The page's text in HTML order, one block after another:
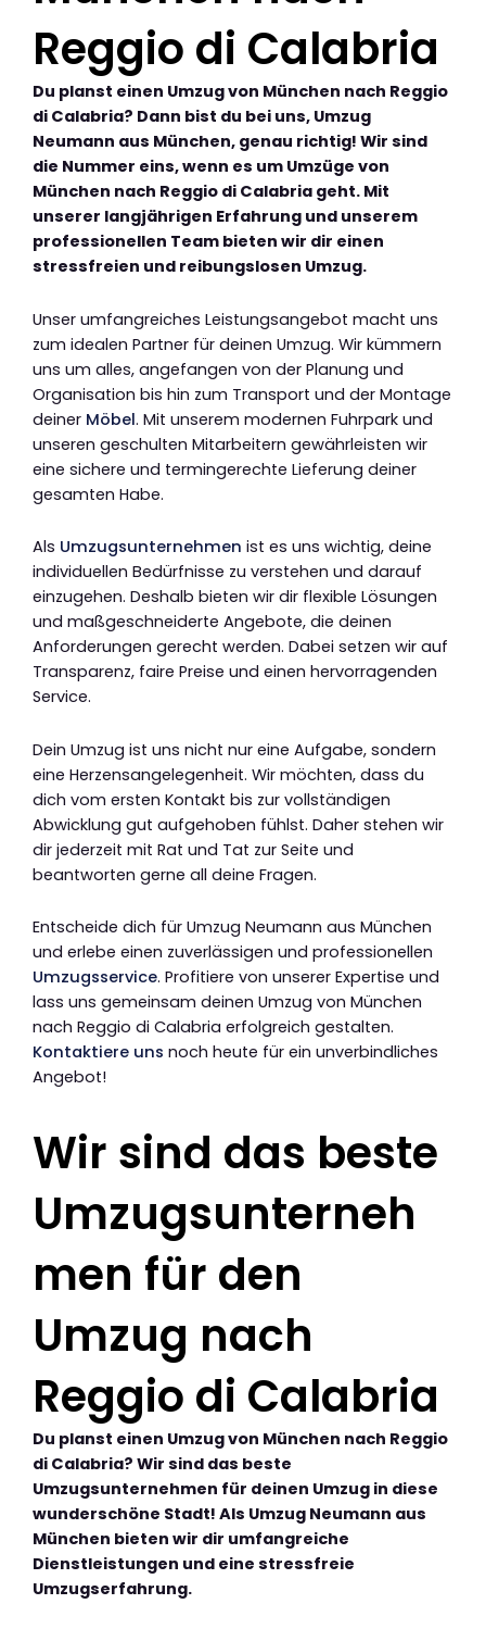
Reggio di Calabria
Du planst einen Umzug von München nach Reggio
di Calabria? Dann bist du bei uns, Umzug
Neumann aus München, genau richtig! Wir sind
die Nummer eins, wenn es um Umzüge von
München nach Reggio di Calabria geht. Mit
unserer langjährigen Erfahrung und unserem
professionellen Team bieten wir dir einen
stressfreien und reibungslosen Umzug.
Unser umfangreiches Leistungsangebot macht uns
zum idealen Partner für deinen Umzug. Wir kümmern
uns um alles, angefangen von der Planung und
Organisation bis hin zum Transport und der Montage
deiner Möbel. Mit unserem modernen Fuhrpark und
unseren geschulten Mitarbeitern gewährleisten wir
eine sichere und termingerechte Lieferung deiner
gesamten Habe.
Als Umzugsunternehmen ist es uns wichtig, deine
individuellen Bedürfnisse zu verstehen und darauf
einzugehen. Deshalb bieten wir dir flexible Lösungen
und maßgeschneiderte Angebote, die deinen
Anforderungen gerecht werden. Dabei setzen wir auf
Transparenz, faire Preise und einen hervorragenden
Service.
Dein Umzug ist uns nicht nur eine Aufgabe, sondern
eine Herzensangelegenheit. Wir möchten, dass du
dich vom ersten Kontakt bis zur vollständigen
Abwicklung gut aufgehoben fühlst. Daher stehen wir
dir jederzeit mit Rat und Tat zur Seite und
beantworten gerne all deine Fragen.
Entscheide dich für Umzug Neumann aus München
und erlebe einen zuverlässigen und professionellen
Umzugsservice. Profitiere von unserer Expertise und
lass uns gemeinsam deinen Umzug von München
nach Reggio di Calabria erfolgreich gestalten.
Kontaktiere uns noch heute für ein unverbindliches
Angebot!
Wir sind das beste
Umzugsunterneh
men für den
Umzug nach
Reggio di Calabria
Du planst einen Umzug von München nach Reggio
di Calabria? Wir sind das beste
Umzugsunternehmen für deinen Umzug in diese
wunderschöne Stadt! Als Umzug Neumann aus
München bieten wir dir umfangreiche
Dienstleistungen und eine stressfreie
Umzugserfahrung.